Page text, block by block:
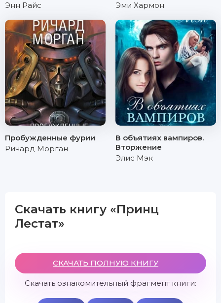
Энн Райс
Эми Хармон
Пробужденные фурии
Ричард Морган
В объятиях вампиров.
Вторжение
Элис Мэк
Скачать книгу «Принц
Лестат»
СКАЧАТЬ ПОЛНУЮ КНИГУ
Скачать ознакомительный фрагмент книги: